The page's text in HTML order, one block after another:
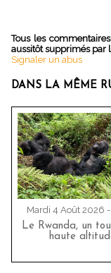
Tous les
aussitôt supprimés par
Signaler un abus
DANS LA MÊME
Mardi 4 Août 2026
Le Rwanda, un
haute